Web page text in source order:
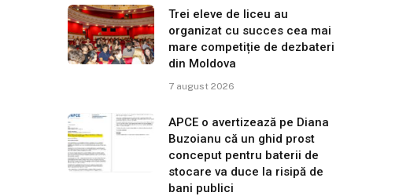
Trei eleve de liceu au
organizat cu succes cea mai
mare competiție de dezbateri
din Moldova
7 august 2026
APCE o avertizează pe Diana
Buzoianu că un ghid prost
conceput pentru baterii de
stocare va duce la risipă de
bani publici